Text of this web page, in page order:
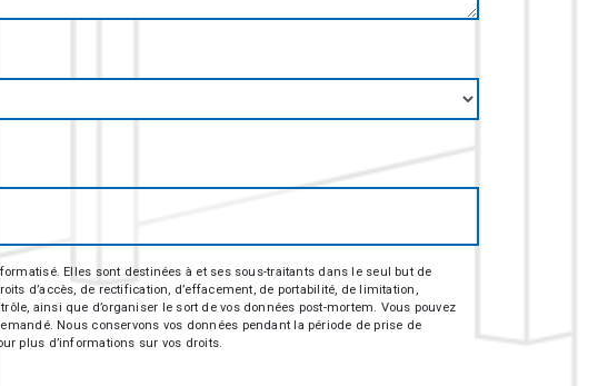
Elles sont destinées à et ses sous-traitants dans le seul but de
d’accès, de rectification, d’effacement, de portabilité, de limitation,
ainsi que d’organiser le sort de vos données post-mortem. Vous pouvez
Nous conservons vos données pendant la période de prise de
plus d’informations sur vos droits.